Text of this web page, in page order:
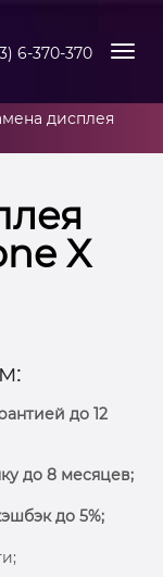
6-370-370
дисплея
X
до 12
до 8 месяцев;
до 5%;